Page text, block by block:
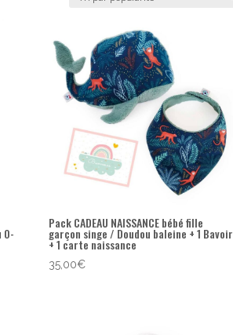
0-
Pack CADEAU NAISSANCE bébé fille
garçon singe / Doudou baleine + 1 Bavoir
+ 1 carte naissance
35,00€